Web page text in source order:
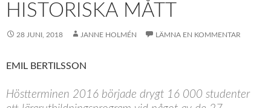
HISTORISKA MÅTT
28 JUNI, 2018 JANNE HOLMÉN LÄMNA EN KOMMENTAR
EMIL BERTILSSON
Höstterminen 2016 började drygt 16 000 studenter